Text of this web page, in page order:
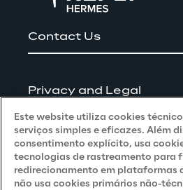
Contact Us
Privacy and Legal
Privacy & Cookie Policy
Privacy Notice(Client - LGPD)
Privacy Notice(Client - GDPR)
Este website utiliza cookies
serviços simples e eficazes. Além
consentimento explícito, usa
tecnologias de rastreamento para
redirecionamento em plataformas
não usa cookies primários não-